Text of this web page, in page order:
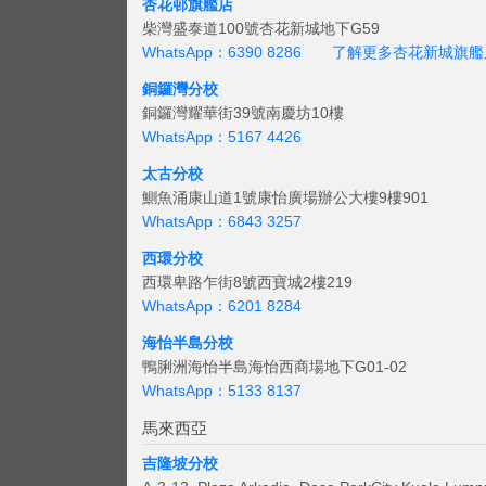
杏花邨旗艦店
柴灣盛泰道100號杏花新城地下G59
WhatsApp：6390 8286
了解更多杏花新城旗
銅鑼灣分校
銅鑼灣耀華街39號南慶坊10樓
WhatsApp：5167 4426
太古分校
鰂魚涌康山道1號康怡廣場辦公大樓9樓901
WhatsApp：6843 3257
西環分校
西環卑路乍街8號西寶城2樓219
WhatsApp：6201 8284
海怡半島分校
鴨脷洲海怡半島海怡西商場地下G01-02
WhatsApp：5133 8137
馬來西亞
吉隆坡分校